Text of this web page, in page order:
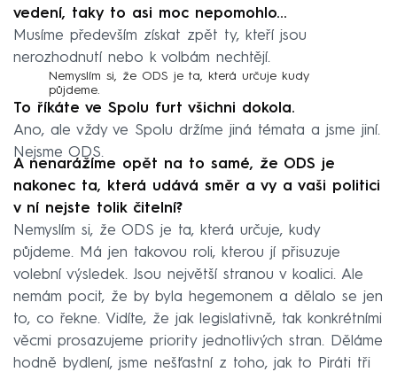
vedení, taky to asi moc nepomohlo…
Musíme především získat zpět ty, kteří jsou
nerozhodnutí nebo k volbám nechtějí.
Nemyslím si, že ODS je ta, která určuje kudy
půjdeme.
To říkáte ve Spolu furt všichni dokola.
Ano, ale vždy ve Spolu držíme jiná témata a jsme jiní.
Nejsme ODS.
A nenarážíme opět na to samé, že ODS je
nakonec ta, která udává směr a vy a vaši politici
v ní nejste tolik čitelní?
Nemyslím si, že ODS je ta, která určuje, kudy
půjdeme. Má jen takovou roli, kterou jí přisuzuje
volební výsledek. Jsou největší stranou v koalici. Ale
nemám pocit, že by byla hegemonem a dělalo se jen
to, co řekne. Vidíte, že jak legislativně, tak konkrétními
věcmi prosazujeme priority jednotlivých stran. Děláme
hodně bydlení, jsme nešťastní z toho, jak to Piráti tři